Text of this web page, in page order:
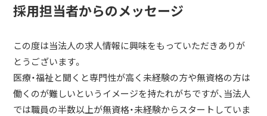
採用担当者からのメッセージ
この度は当法人の求人情報に興味をもっていただきありが
とうございます。
医療・福祉と聞くと専門性が高く未経験の方や無資格の方は
働くのが難しいというイメージを持たれがちですが、当法人
では職員の半数以上が無資格・未経験からスタートしていま